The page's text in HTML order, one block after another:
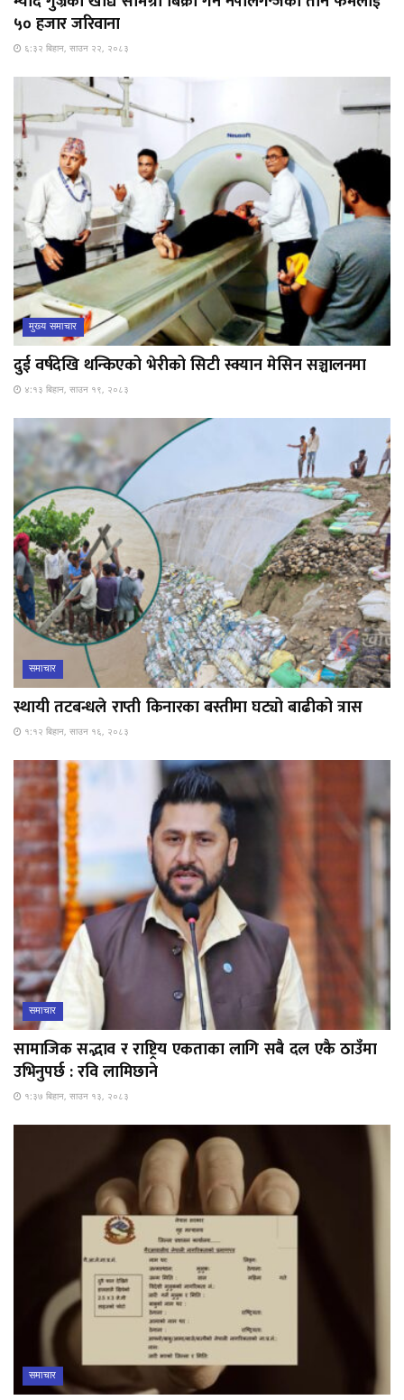
५० हजार जरिवाना
६:३२ बिहान, साउन २२, २०८३
मुख्य समाचार
दुई वर्षदेखि थन्किएको भेरीको सिटी स्क्यान मेसिन सञ्चालनमा
४:१३ बिहान, साउन १९, २०८३
समाचार
स्थायी तटबन्धले राप्ती किनारका बस्तीमा घट्यो बाढीको त्रास
१:१२ बिहान, साउन १६, २०८३
समाचार
सामाजिक सद्भाव र राष्ट्रिय एकताका लागि सबै दल एकै ठाउँमा
उभिनुपर्छ : रवि लामिछाने
१:३७ बिहान, साउन १३, २०८३
समाचार